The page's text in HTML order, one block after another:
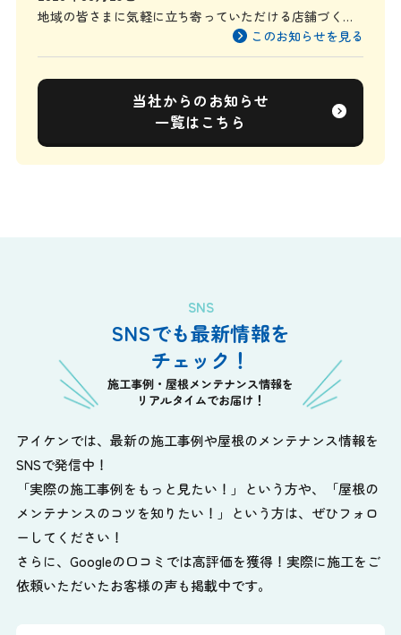
地域の皆さまに気軽に立ち寄っていただける店舗づくり
このお知らせを見る
当社からのお知らせ
一覧はこちら
SNS
SNSでも最新情報を
チェック！
施工事例・屋根メンテナンス情報を
リアルタイムでお届け！
アイケンでは、最新の施工事例や屋根のメンテナンス情報を
SNSで発信中！
「実際の施工事例をもっと見たい！」という方や、
「屋根の
メンテナンスのコツを知りたい！」という方は、ぜひフォロ
ーしてください！
さらに、Googleの口コミでは高評価を獲得！実際に施工をご
依頼いただいたお客様の声も掲載中です。